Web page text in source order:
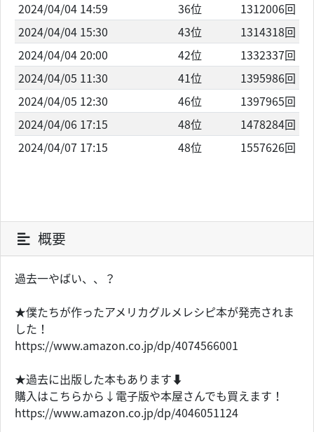
2024/04/04 14:59 36位
1312006回
2024/04/04 15:30
43位
1314318回
2024/04/04 20:00
42位
1332337回
2024/04/05 11:30
41位
1395986回
2024/04/05 12:30
46位
1397965回
2024/04/06 17:15
48位
1478284回
2024/04/07 17:15
48位 1557626回
概要
過去一やばい、、？
★僕たちが作ったアメリカグルメレシピ本が発売されま
した！
https://www.amazon.co.jp/dp/4074566001
★過去に出版した本もあります⬇︎
購入はこちらから↓電子版や本屋さんでも買えます！
https://www.amazon.co.jp/dp/4046051124